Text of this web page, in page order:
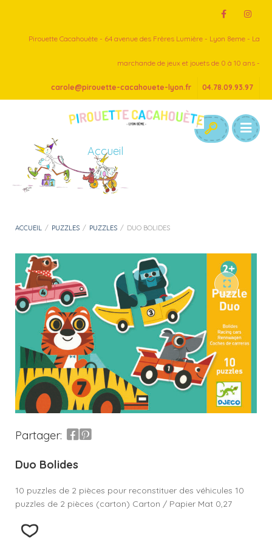
Pirouette Cacahouète - 64 avenue des Frères Lumière - Lyon 8eme - La
marchande de jeux et jouets de 0 à 10 ans -
carole@pirouette-cacahouete-lyon.fr 04.78.09.93.97
Accueil
ACCUEIL / PUZZLES / PUZZLES / DUO BOLIDES
Partager:
Duo Bolides
10 puzzles de 2 pièces pour reconstituer des véhicules 10
puzzles de 2 pièces (carton) Carton / Papier Mat 0,27